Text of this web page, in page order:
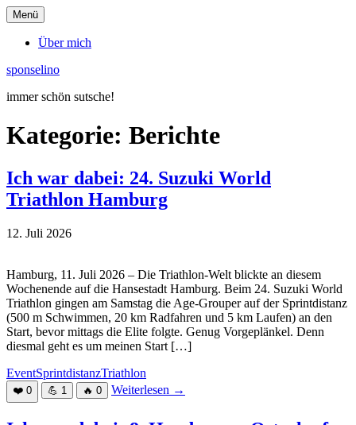
Menü
Über mich
sponselino
immer schön sutsche!
Kategorie: Berichte
Ich war dabei: 24. Suzuki World
Triathlon Hamburg
12. Juli 2026
Hamburg, 11. Juli 2026 – Die Triathlon-Welt blickte an diesem
Wochenende auf die Hansestadt Hamburg. Beim 24. Suzuki World
Triathlon gingen am Samstag die Age-Grouper auf der Sprintdistanz
(500 m Schwimmen, 20 km Radfahren und 5 km Laufen) an den
Start, bevor mittags die Elite folgte. Genug Vorgeplänkel. Denn
diesmal geht es um meinen Start […]
EventSprintdistanzTriathlon
❤️ 0 💪 1 🔥 0 Weiterlesen →